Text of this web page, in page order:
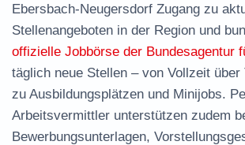
Ebersbach-Neugersdorf Zugang zu
Stellenangeboten in der Region und
offizielle Jobbörse der Bundesagentur
täglich neue Stellen – von Vollzeit über
zu Ausbildungsplätzen und Minijobs.
Arbeitsvermittler unterstützen zudem
Bewerbungsunterlagen,